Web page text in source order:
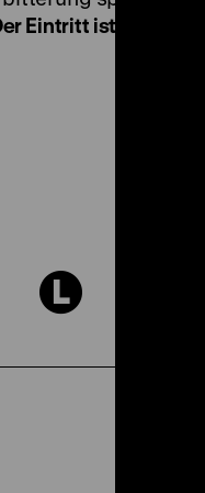
Eintritt ist frei.
Zu